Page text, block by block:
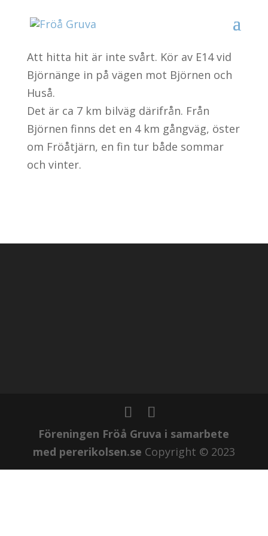
Att hitta hit är inte svårt. Kör av E14 vid
Björnänge in på vägen mot Björnen och
Huså.
Det är ca 7 km bilväg därifrån. Från
Björnen finns det en 4 km gångväg, öster
om Fröåtjärn, en fin tur både sommar
och vinter.
Föreningen Fröå Gruva i samarbete
med pererikolsen.se Copyright © 2023